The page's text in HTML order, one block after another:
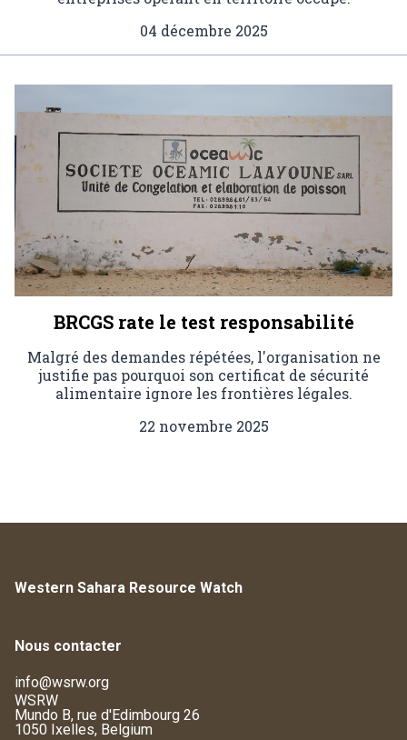
04 décembre 2025
BRCGS rate le test responsabilité
Malgré des demandes répétées, l'organisation ne
justifie pas pourquoi son certificat de sécurité
alimentaire ignore les frontières légales.
22 novembre 2025
Western Sahara Resource Watch
Nous contacter
info@wsrw.org
WSRW
Mundo B, rue d'Edimbourg 26
1050 Ixelles, Belgium